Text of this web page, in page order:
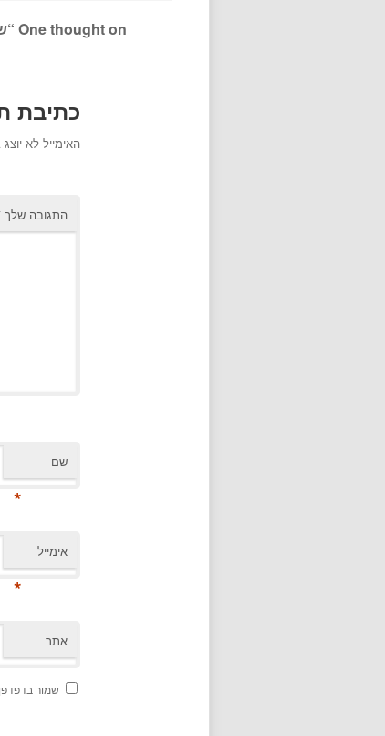
One thought on “
כתיבת
האימייל לא
התגובה שלך
שם
*
אימייל
*
אתר
שמור